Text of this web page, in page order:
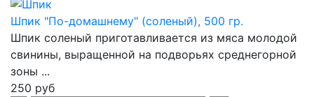
Шпик "По-домашнему" (соленый), 500 гр.
Шпик соленый приготавливается из мяса молодой
свинины, выращенной на подворьях среднегорной
зоны ...
250 руб